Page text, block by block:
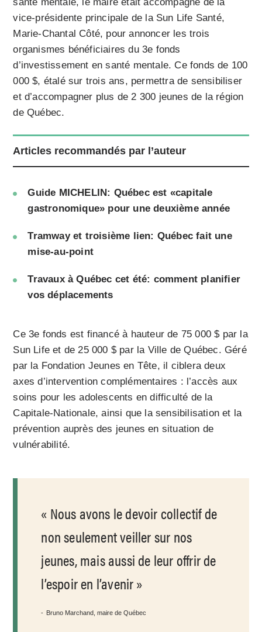
santé mentale, le maire était accompagné de la
vice-présidente principale de la Sun Life Santé,
Marie-Chantal Côté, pour annoncer les trois
organismes bénéficiaires du 3e fonds
d’investissement en santé mentale. Ce fonds de 100
000 $, étalé sur trois ans, permettra de sensibiliser
et d’accompagner plus de 2 300 jeunes de la région
de Québec.
Articles recommandés par l’auteur
Guide MICHELIN: Québec est «capitale
gastronomique» pour une deuxième année
Tramway et troisième lien: Québec fait une
mise-au-point
Travaux à Québec cet été: comment planifier
vos déplacements
Ce 3e fonds est financé à hauteur de 75 000 $ par la
Sun Life et de 25 000 $ par la Ville de Québec. Géré
par la Fondation Jeunes en Tête, il ciblera deux
axes d’intervention complémentaires : l’accès aux
soins pour les adolescents en difficulté de la
Capitale-Nationale, ainsi que la sensibilisation et la
prévention auprès des jeunes en situation de
vulnérabilité.
Nous avons le devoir collectif de
non seulement veiller sur nos
jeunes, mais aussi de leur offrir de
l’espoir en l’avenir
Bruno Marchand, maire de Québec